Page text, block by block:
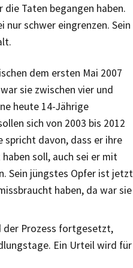
die Taten begangen haben.
nur schwer eingrenzen. Sein
dem ersten Mai 2007
sie zwischen vier und
heute 14-Jährige
sich von 2003 bis 2012
spricht davon, dass er ihre
soll, auch sei er mit
Sein jüngstes Opfer ist jetzt
haben, da war sie
der Prozess fortgesetzt,
Ein Urteil wird für